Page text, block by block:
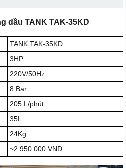
dầu TANK TAK-35KD
TANK TAK-35KD
3HP
220V/50Hz
8 Bar
205 L/phút
35L
24Kg
~2.950.000 VND